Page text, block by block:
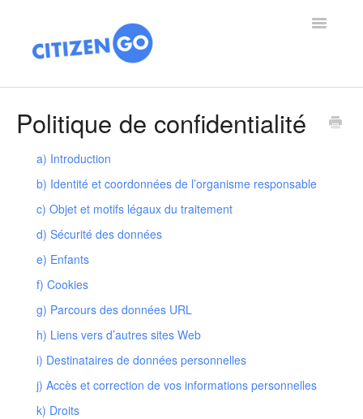
Toggle
🇦🇹🇨🇭🇩🇪 DE
🇧🇪 BE
🇫🇷 FR
🇮🇹 IT
Politique de confidentialité
a) Introduction
b) Identité et coordonnées de l’organisme responsable
c) Objet et motifs légaux du traitement
d) Sécurité des données
e) Enfants
f) Cookies
g) Parcours des données URL
h) Liens vers d’autres sites Web
i) Destinataires de données personnelles
j) Accès et correction de vos informations personnelles
k) Droits